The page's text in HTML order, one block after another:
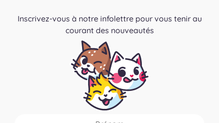
Inscrivez-vous à notre infolettre pour vous tenir au
courant des nouveautés